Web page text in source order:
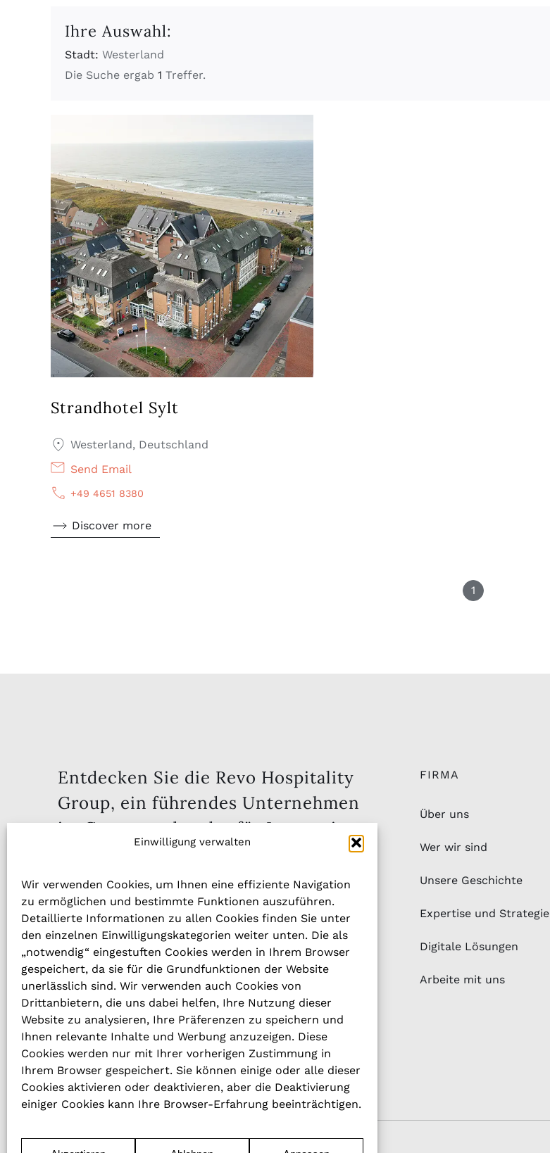
Einwilligung verwalten
Wir verwenden Cookies, um Ihnen eine effiziente Navigation
zu ermöglichen und bestimmte Funktionen auszuführen.
Detaillierte Informationen zu allen Cookies finden Sie unter
den einzelnen Einwilligungskategorien weiter unten. Die als
„notwendig“ eingestuften Cookies werden in Ihrem Browser
gespeichert, da sie für die Grundfunktionen der Website
unerlässlich sind. Wir verwenden auch Cookies von
Drittanbietern, die uns dabei helfen, Ihre Nutzung dieser
Website zu analysieren, Ihre Präferenzen zu speichern und
Ihnen relevante Inhalte und Werbung anzuzeigen. Diese
Cookies werden nur mit Ihrer vorherigen Zustimmung in
Ihrem Browser gespeichert. Sie können einige oder alle dieser
Cookies aktivieren oder deaktivieren, aber die Deaktivierung
einiger Cookies kann Ihre Browser-Erfahrung beeinträchtigen.
Ihre Auswahl:
Stadt: Westerland
Die Suche ergab 1 Treffer.
Strandhotel Sylt
Westerland, Deutschland
Send Email
+49 4651 8380
Discover more
1
Entdecken Sie die Revo Hospitality
Group, ein führendes Unternehmen
im Gastgewerbe, das für Innovation
und Exzellenz bekannt ist
TELEFONNUMMER
+49 (0)30 / 773 27 80 – 0
E-MAIL
info@revo-h.com
FIRMA
Über uns
Wer wir sind
Unsere Geschichte
Expertise und Strategie
Digitale Lösungen
Arbeite mit uns